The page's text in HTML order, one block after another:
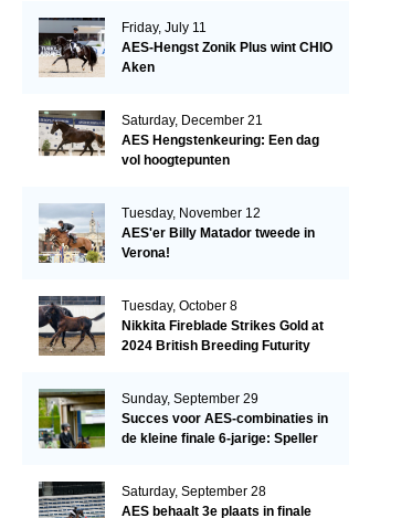
Friday, July 11
AES-Hengst Zonik Plus wint CHIO
Aken
Saturday, December 21
AES Hengstenkeuring: Een dag
vol hoogtepunten
Tuesday, November 12
AES'er Billy Matador tweede in
Verona!
Tuesday, October 8
Nikkita Fireblade Strikes Gold at
2024 British Breeding Futurity
Sunday, September 29
Succes voor AES-combinaties in
de kleine finale 6-jarige: Speller
Saturday, September 28
AES behaalt 3e plaats in finale